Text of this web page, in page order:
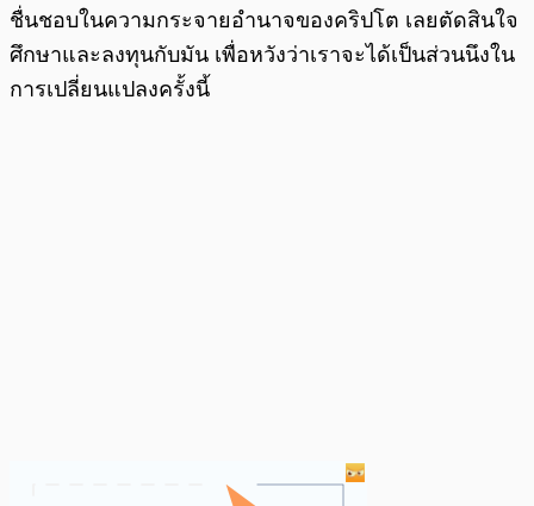
ชื่นชอบในความกระจายอำนาจของคริปโต เลยตัดสินใจ
ศึกษาและลงทุนกับมัน เพื่อหวังว่าเราจะได้เป็นส่วนนึงใน
การเปลี่ยนแปลงครั้งนี้